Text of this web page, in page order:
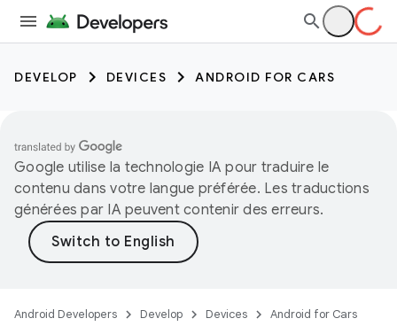
DEVELOP DEVICES ANDROID FOR CARS
Google utilise la technologie IA pour traduire le
contenu dans votre langue préférée. Les traductions
générées par IA peuvent contenir des erreurs.
Android Developers Develop Devices Android for Cars